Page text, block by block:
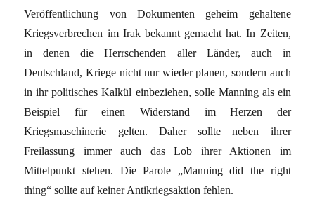
Veröffentlichung von Dokumenten geheim gehaltene
Kriegsverbrechen im Irak bekannt gemacht hat. In Zeiten,
in denen die Herrschenden aller Länder, auch in
Deutschland, Kriege nicht nur wieder planen, sondern auch
in ihr politisches Kalkül einbeziehen, solle Manning als ein
Beispiel für einen Widerstand im Herzen der
Kriegsmaschinerie gelten. Daher sollte neben ihrer
Freilassung immer auch das Lob ihrer Aktionen im
Mittelpunkt stehen. Die Parole „Manning did the right
thing“ sollte auf keiner Antikriegsaktion fehlen.